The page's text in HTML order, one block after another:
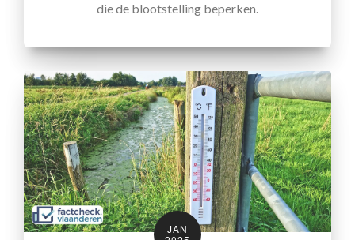
die de blootstelling beperken.
JAN